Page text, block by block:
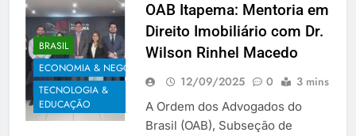
BRASIL
ECONOMIA & NEGÓCIOS
TECNOLOGIA &
EDUCAÇÃO
OAB Itapema: Mentoria em
Direito Imobiliário com Dr.
Wilson Rinhel Macedo
12/09/2025 0 3 mins
A Ordem dos Advogados do
Brasil (OAB), Subseção de